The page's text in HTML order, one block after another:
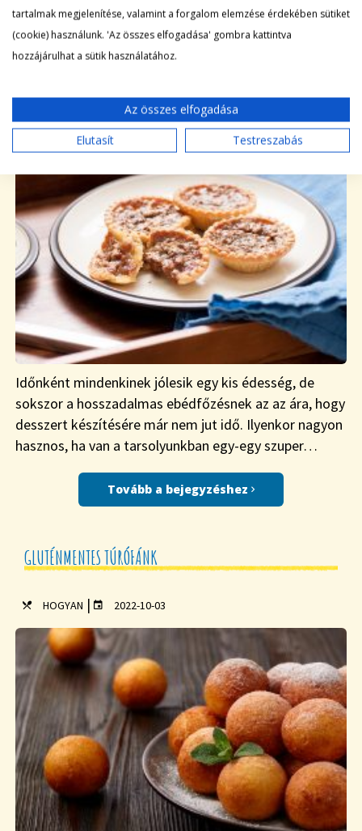
HOGYAN| 2023-03-20
Időnként mindenkinek jólesik egy kis édesség, de
sokszor a hosszadalmas ebédfőzésnek az az ára, hogy
desszert készítésére már nem jut idő. Ilyenkor nagyon
hasznos, ha van a tarsolyunkban egy-egy szuper…
Tovább a bejegyzéshez
GLUTÉNMENTES TÚRÓFÁNK
HOGYAN | 2022-10-03
tartalmak megjelenítése, valamint a forgalom elemzése érdekében sütiket
(cookie) használunk. 'Az összes elfogadása' gombra kattintva
hozzájárulhat a sütik használatához.
Az összes elfogadása
Elutasít
Testreszabás